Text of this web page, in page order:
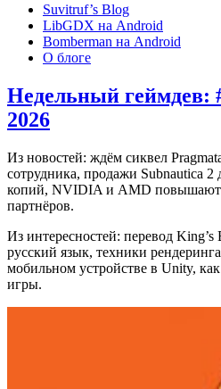
Suvitruf’s Blog
LibGDX на Android
Bomberman на Android
О блоге
Недельный геймдев:
2026
Из новостей: ждём сиквел
сотрудника, продажи Subnautica 2
копий, NVIDIA и AMD повышают
партнёров.
Из интересностей: перевод
русский язык, техники
мобильном устройстве в Unity,
игры.